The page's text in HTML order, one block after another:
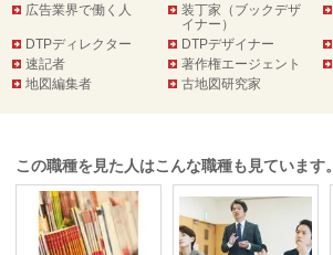
広告業界で働く人
装丁家（ブックデザ
イナー）
DTPディレクター DTPデザイナー
速記者
著作権エージェント
地図編集者
古地図研究家
この職種を見た人はこんな職種も見ています。